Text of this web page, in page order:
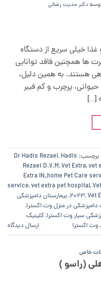
دکتر حدیث رضائی
خیلی سریع از دستگاه
ها همچنین فاقد توانایی
هستند. به همین دلیل،
حیوانی، پرچرب و کم فیبر
[…]
برچسب: Dr Hadis Rezaei, Hadis
Rezaei D.V.M,Vet Extra,vet
Extra IN_home Pet Care
service,vet extra pet hospital,
2023,Vet
,بیمارستان دامپزشکی
در منزل وت اکسترا,
سیار وت اکسترا,کلینیک
,وت اکسترا ارسال دیدگاه
خاص
(راسو )